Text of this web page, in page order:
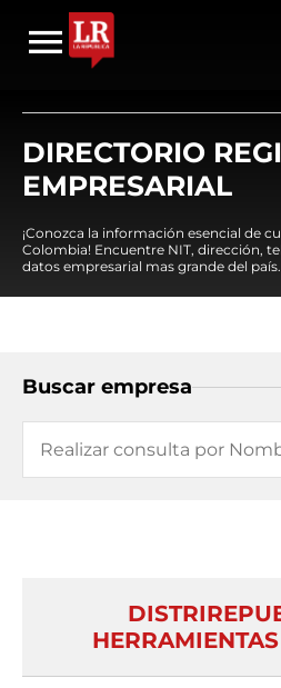
DIRECTORIO
EMPRESARIAL
¡Conozca la información esencial de
Colombia! Encuentre NIT, dirección,
datos empresarial mas grande del país.
Buscar empresa